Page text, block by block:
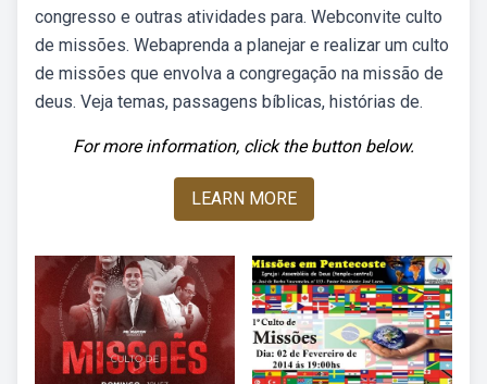
congresso e outras atividades para. Webconvite culto
de missões. Webaprenda a planejar e realizar um culto
de missões que envolva a congregação na missão de
deus. Veja temas, passagens bíblicas, histórias de.
For more information, click the button below.
LEARN MORE